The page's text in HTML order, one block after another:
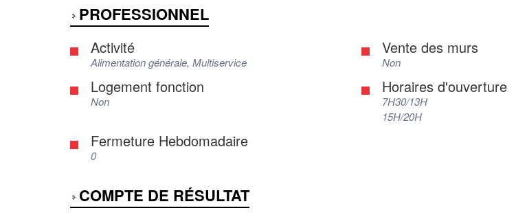
PROFESSIONNEL
Activité
Alimentation générale, Multiservice
Vente des murs
Non
Logement fonction
Non
Horaires d'ouverture
7H30/13H
15H/20H
Fermeture Hebdomadaire
0
COMPTE DE RÉSULTAT